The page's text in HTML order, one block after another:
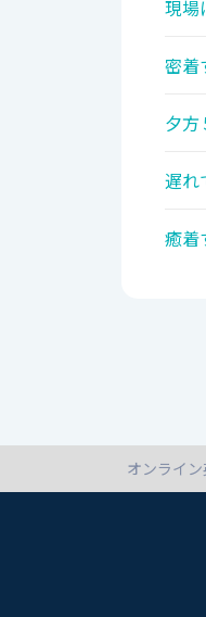
現場
密着
夕方
遅れ
癒着
オンライ